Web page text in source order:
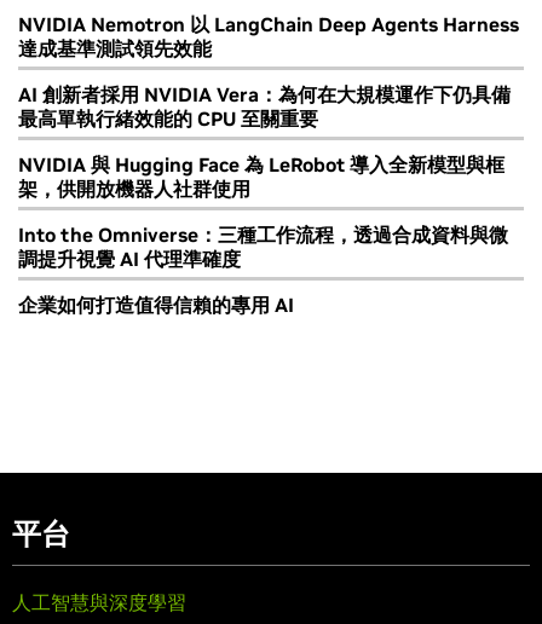
NVIDIA Nemotron 以 LangChain Deep Agents Harness
達成基準測試領先效能
AI 創新者採用 NVIDIA Vera：為何在大規模運作下仍具備
最高單執行緒效能的 CPU 至關重要
NVIDIA 與 Hugging Face 為 LeRobot 導入全新模型與框
架，供開放機器人社群使用
Into the Omniverse：三種工作流程，透過合成資料與微
調提升視覺 AI 代理準確度
企業如何打造值得信賴的專用 AI
平台
人工智慧與深度學習